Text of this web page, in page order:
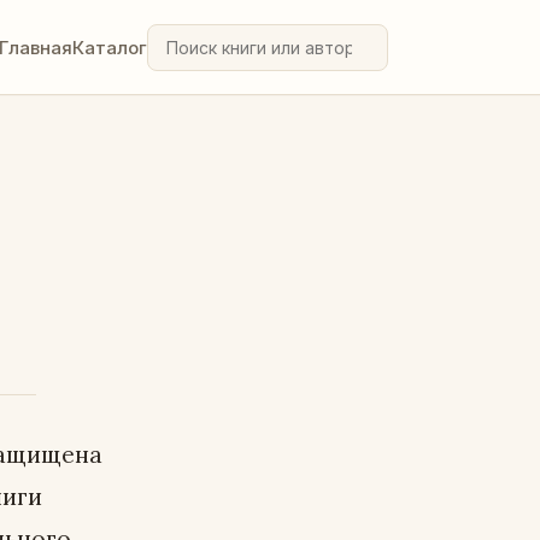
ГлавнаяКаталог